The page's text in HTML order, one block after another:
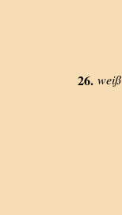
26. weiß